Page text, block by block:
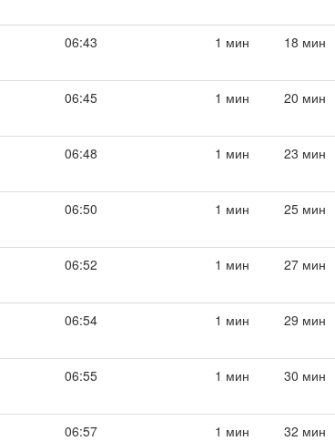
06:43 1 мин 18 мин
06:45 1 мин 20 мин
06:48 1 мин 23 мин
06:50 1 мин 25 мин
06:52 1 мин 27 мин
06:54 1 мин 29 мин
06:55 1 мин 30 мин
06:57 1 мин 32 мин